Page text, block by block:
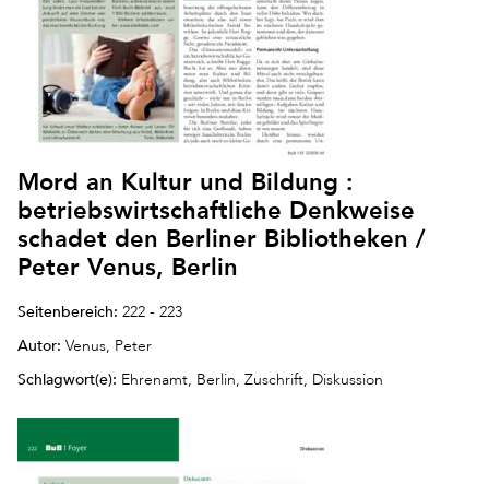
Mord an Kultur und Bildung :
betriebswirtschaftliche Denkweise
schadet den Berliner Bibliotheken /
Peter Venus, Berlin
Seitenbereich: 222 - 223
Autor: Venus, Peter
Schlagwort(e): Ehrenamt, Berlin, Zuschrift, Diskussion